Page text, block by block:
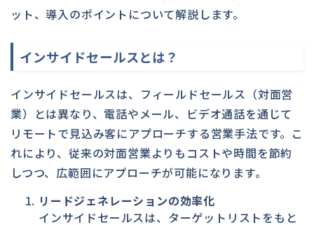
ット、導入のポイントについて解説します。
インサイドセールスとは？
インサイドセールスは、フィールドセールス（対面営
業）とは異なり、電話やメール、ビデオ通話を通じて
リモートで見込み客にアプローチする営業手法です。こ
れにより、従来の対面営業よりもコストや時間を節約
しつつ、広範囲にアプローチが可能になります。
リードジェネレーションの効率化
インサイドセールスは、ターゲットリストをもと